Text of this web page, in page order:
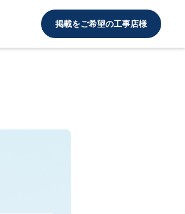
掲載をご希望の工事店様